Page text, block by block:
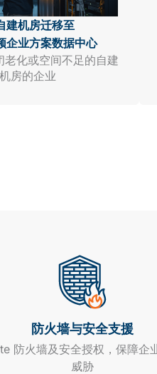
建机房迁移至
企业方案数据中心
老化或空间不足的自建
机房的企业
防火墙与安全支援
防火墙及安全授权，保障企
威胁